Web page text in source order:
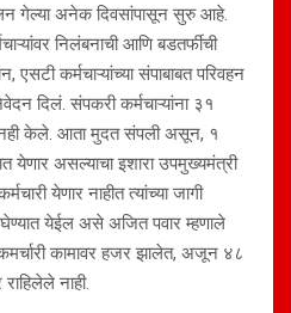
गेल्या अनेक दिवसांपासून सुरु आहे.
निलंबनाची आणि बडतर्फीची
कर्मचाऱ्यांच्या संपाबाबत परिवहन
दिलं. संपकरी कर्मचाऱ्यांना ३१
केले. आता मुदत संपली असून, १
येणार असल्याचा इशारा उपमुख्यमंत्री
येणार नाहीत त्यांच्या जागी
घेण्यात येईल असे अजित पवार म्हणाले
कामावर हजर झालेत, अजून ४८
नाही.